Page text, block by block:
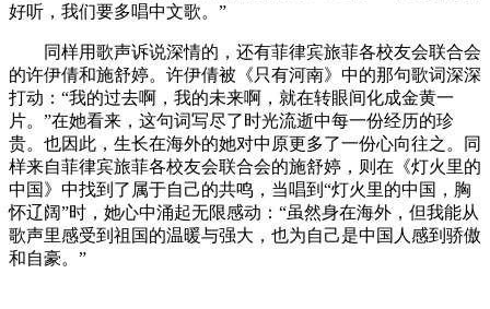
好听，我们要多唱中文歌。”
同样用歌声诉说深情的，还有菲律宾旅菲各校友会联合会
的许伊倩和施舒婷。许伊倩被《只有河南》中的那句歌词深深
打动：“我的过去啊，我的未来啊，就在转眼间化成金黄一
片。”在她看来，这句词写尽了时光流逝中每一份经历的珍
贵。也因此，生长在海外的她对中原更多了一份心向往之。同
样来自菲律宾旅菲各校友会联合会的施舒婷，则在《灯火里的
中国》中找到了属于自己的共鸣，当唱到“灯火里的中国，胸
怀辽阔”时，她心中涌起无限感动：“虽然身在海外，但我能从
歌声里感受到祖国的温暖与强大，也为自己是中国人感到骄傲
和自豪。”